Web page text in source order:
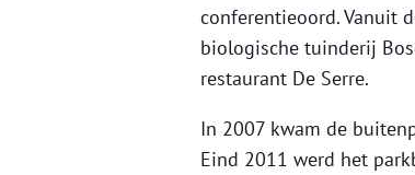
conferentieoord. Vanuit
biologische tuinderij
restaurant De Serre.
In 2007 kwam de
Eind 2011 werd het